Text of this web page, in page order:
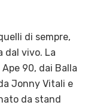
di sempre,
dal vivo. La
90, dai Balla
Jonny Vitali e
da stand